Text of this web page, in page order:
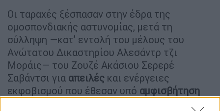
Οι ταραχές ξέσπασαν στην έδρα της
ομοσπονδιακής αστυνομίας, μετά τη
σύλληψη —κατ’ εντολή του μέλους του
Ανώτατου Δικαστηρίου Αλεσάντρ τζι
Μοράις— του Ζουζέ Ακάσιου Σερερέ
Σαβάντσι για απειλές και ενέργειες
εκφοβισμού που έθεσαν υπό αμφισβήτηση